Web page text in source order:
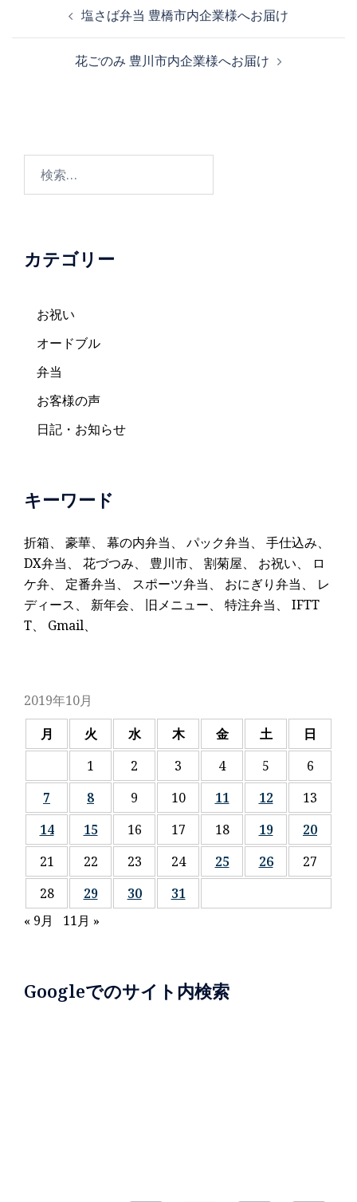
ナ
ョ
塩さば弁当 豊橋市内企業様へお届け
花ごのみ 豊川市内企業様へお届け
カテゴリー
お祝い
オードブル
弁当
お客様の声
日記・お知らせ
キーワード
折箱、 豪華、 幕の内弁当、 パック弁当、 手仕込み、
DX弁当、 花づつみ、 豊川市、 割菊屋、 お祝い、
ロ
ケ弁、 定番弁当、 スポーツ弁当、 おにぎり弁当、 レ
ディース、 新年会、 旧メニュー、 特注弁当、 IFTT
T、 Gmail、
2019年10月
月
火 水 木 金 土
日
1
2 3 4 5
6
7
8 9 10 11 12
13
14
15 16 17 18 19
20
21
22 23 24 25 26
27
28
29 30
31
« 9月
11月 »
Googleでのサイト内検索